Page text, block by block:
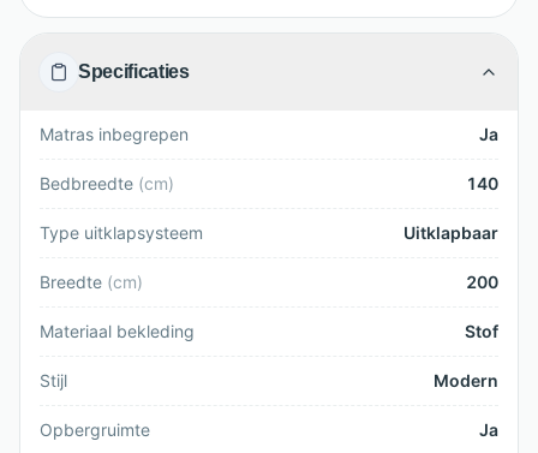
Specificaties
Matras inbegrepen Ja
Bedbreedte (cm) 140
Type uitklapsysteem Uitklapbaar
Breedte (cm) 200
Materiaal bekleding Stof
Stijl Modern
Opbergruimte Ja